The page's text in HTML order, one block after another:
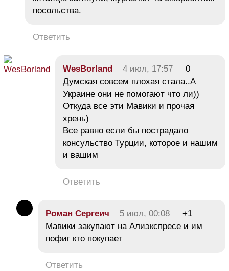
посольства.
Ответить
WesBorland 4 июл, 17:57
0
Думская совсем плохая стала..А
Украине они не помогают что ли))
Откуда все эти Мавики и прочая
хрень)
Все равно если бы пострадало
консульство Турции, которое и нашим
и вашим
Ответить
Роман Сергеич 5 июл, 00:08
+1
Мавики закупают на Алиэкспресе и им
пофиг кто покупает
Ответить